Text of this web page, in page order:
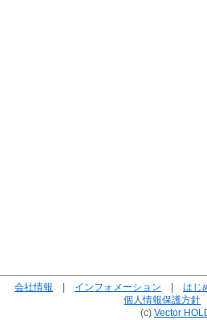
会社情報 | インフォメーション | はじ
個人情報保護方針
(c) Vector